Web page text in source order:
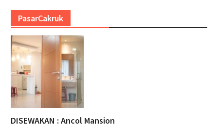
PasarCakruk
DISEWAKAN : Ancol Mansion